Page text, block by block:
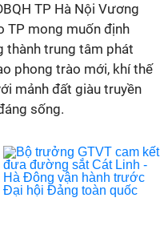
TP Hà Nội Vương
TP mong muốn định
thành trung tâm phát
phong trào mới, khí thế
mảnh đất giàu truyền
sống.